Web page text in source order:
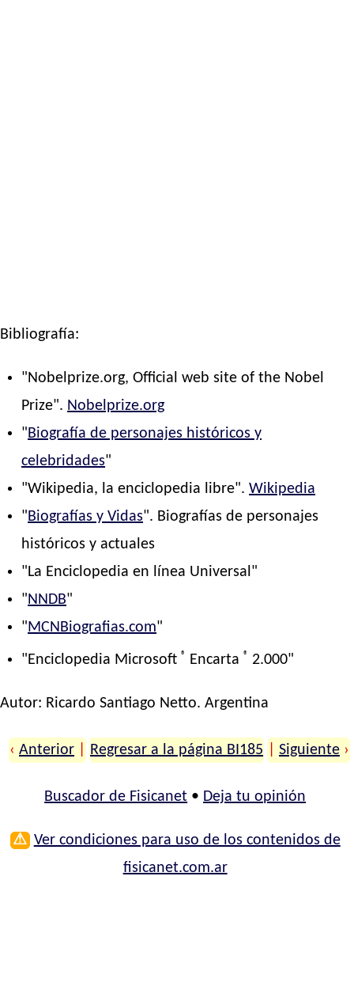
Bibliografía:
"Nobelprize.org, Official web site of the Nobel
Prize". Nobelprize.org
" Biografía de personajes históricos y
celebridades"
"Wikipedia, la enciclopedia libre".Wikipedia
" Biografías y Vidas". Biografías de personajes
históricos y actuales
"La Enciclopedia en línea Universal"
" NNDB"
" MCNBiografias.com"
"Enciclopedia Microsoft ® Encarta ® 2.000"
Autor: Ricardo Santiago Netto. Argentina
‹ Anterior Regresar a la página BI185 Siguiente ›
Buscador de Fisicanet • Deja tu opinión
⚠ Ver condiciones para uso de los contenidos de
fisicanet.com.ar